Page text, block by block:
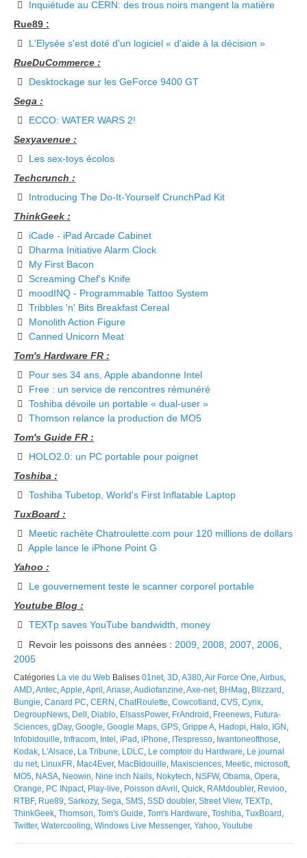
Inquiétude au CERN: des trous noirs mangent la matière
Rue89 :
L'Elysée s'est doté d'un logiciel « d'aide à la décision »
RueDuCommerce :
Desktockage sur les GeForce 9400 GT
Sega :
ECCO: WATER WARS 2!
Sexyavenue :
Les sex-toys écolos
Techcrunch :
Introducing The Do-It-Yourself CrunchPad Kit
ThinkGeek :
iCade - iPad Arcade Cabinet
Dharma Initiative Alarm Clock
My First Bacon
Screaming Chef's Knife
moodINQ - Programmable Tattoo System
Tribbles 'n' Bits Breakfast Cereal
Monolith Action Figure
Canned Unicorn Meat
Tom's Hardware FR :
Pour ses 34 ans, Apple abandonne Intel
Free : un service de rencontres rémunéré
Toshiba dévoile un portable « dual-user »
Thomson relance la production de MO5
Tom's Guide FR :
HOLO2.0: un PC portable pour poignet
Toshiba :
Toshiba Tubetop, World's First Inflatable Laptop
TuxBoard :
Meetic rachète Chatroulette.com pour 120 millions de dollars
Apple lance le iPhone Point G
Yahoo :
Le gouvernement teste le scanner corporel portable
Youtube Blog :
TEXTp saves YouTube bandwidth, money
Revoir les poissons des années : 2009, 2008 2007 2006,
2005
Catégories La vie du Web Balises 01net, 3D,A380,Air Force One,Airbus,
AMD,Antec,Apple,April ,Ariase,Audiofanzine,Axe-net, BHMag, Blizzard ,
Bungie, Canard PC, CERN , ChatRoulette, Cowcotland , CVS, Cyrix,
DegroupNews, Dell , Diablo, ElsassPower, FrAndroid , Freenews, Futura-
Sciences, gDay, Google, Google Maps, GPS, Grippe A, Hadopi, Halo, IGN ,
Infobidouille, Infracom, Intel , iPad , iPhone, ITespresso, Iwantoneofthose,
Kodak, L'Alsace, La Tribune, LDLC, Le comptoir du Hardware, Le journal
du net, LinuxFR, Mac4Ever, MacBidouille, Maxisciences, Meetic, microsoft,
MO5, NASA, Neowin, Nine inch Nails, Nokytech, NSFW, Obama, Opera,
Orange, PC INpact, Play-live, Poisson dAvril , Quick, RAMdoubler, Revioo,
RTBF, Rue89, Sarkozy, Sega, SMS, SSD doubler, Street View, TEXTp,
ThinkGeek, Thomson, Tom's Guide, Tom's Hardware, Toshiba, TuxBoard ,
Twitter, Watercooling, Windows Live Messenger, Yahoo, Youtube